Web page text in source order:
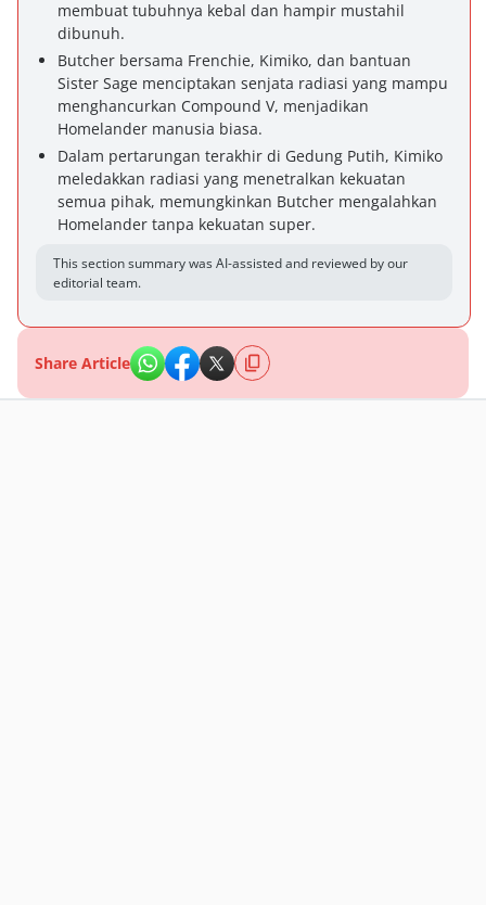
membuat tubuhnya kebal dan hampir mustahil
dibunuh.
Butcher bersama Frenchie, Kimiko, dan bantuan
Sister Sage menciptakan senjata radiasi yang mampu
menghancurkan Compound V, menjadikan
Homelander manusia biasa.
Dalam pertarungan terakhir di Gedung Putih, Kimiko
meledakkan radiasi yang menetralkan kekuatan
semua pihak, memungkinkan Butcher mengalahkan
Homelander tanpa kekuatan super.
This section summary was AI-assisted and reviewed by our
editorial team.
Share Article